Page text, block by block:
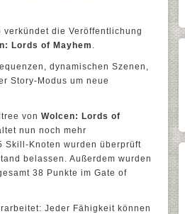
die Veröffentlichung
Lords of Mayhem .
dynamischen Szenen,
Story-Modus um neue
von Wolcen: Lords of
nun noch mehr
Skill-Knoten wurden überprüft
belassen. Außerdem wurden
38 Punkte im Gate of
Jeder Fähigkeit können